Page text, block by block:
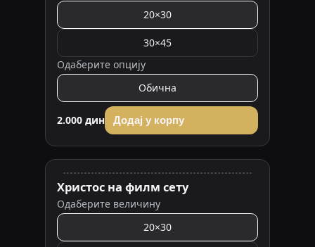
20×30
30×45
Одаберите опцију
Обична
2.000 дин Додај у корпу
Христос на филм сету
Одаберите величину
20×30